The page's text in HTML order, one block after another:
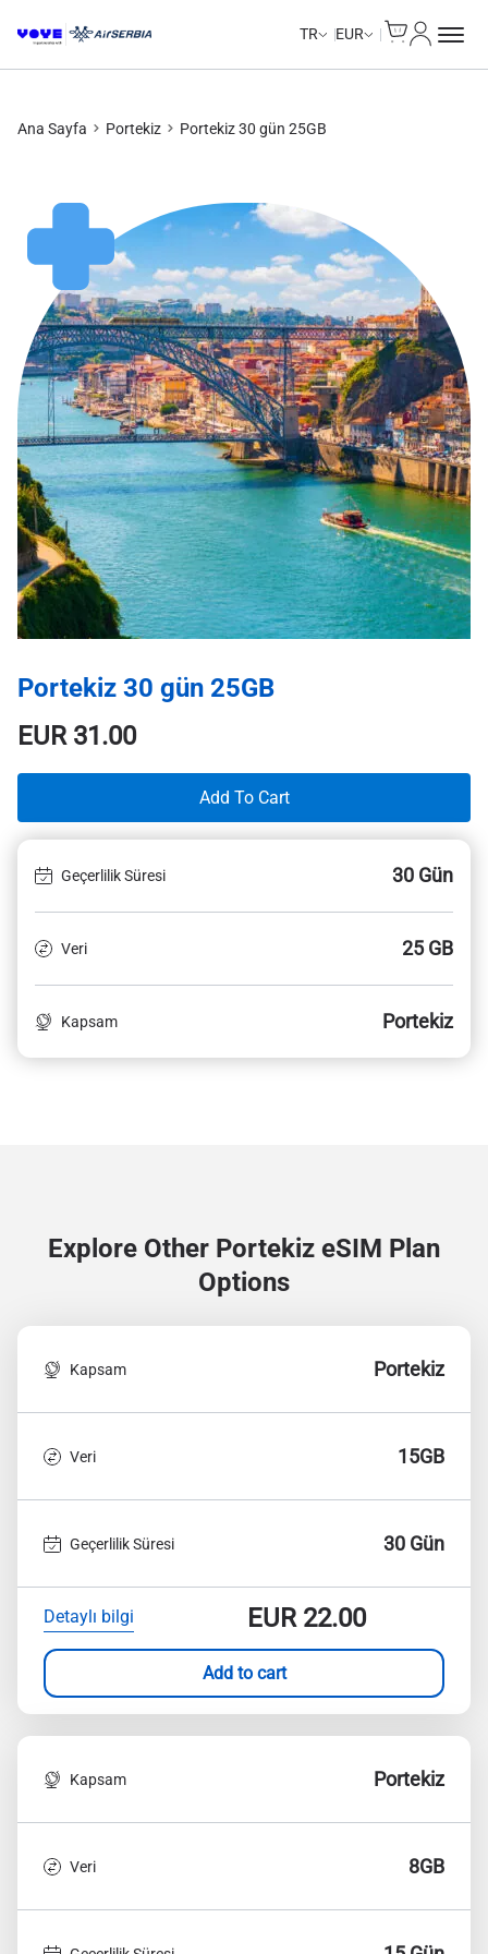
TR EUR
Ana Sayfa Portekiz Portekiz 30 gün 25GB
Portekiz 30 gün 25GB
EUR31.00
Add To Cart
Geçerlilik Süresi 30 Gün
Veri 25 GB
Kapsam Portekiz
Explore Other Portekiz eSIM Plan
Options
Kapsam Portekiz
Veri 15GB
Geçerlilik Süresi 30 Gün
Detaylı bilgi EUR22.00
Add to cart
Kapsam Portekiz
Veri 8GB